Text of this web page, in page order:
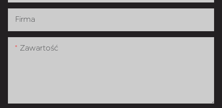
Firma
Zawartość